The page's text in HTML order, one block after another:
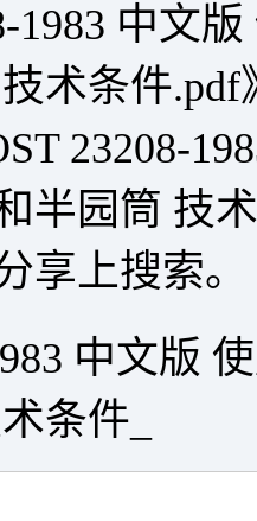
1983 中文
术条件
23208-
半园筒 技
享上搜索。
中文版
条件_